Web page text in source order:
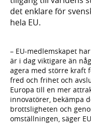
det enklare för
hela EU.
– EU-medlemskapet
är i dag viktigare än
agera med större kraft
fred och frihet och
Europa till en mer
innovatörer, bekämpa
brottsligheten och
omställningen, säger